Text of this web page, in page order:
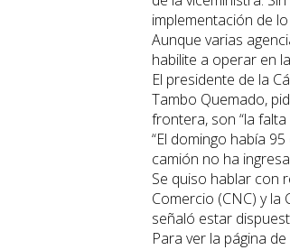
implementación de
Aunque varias
habilite a operar en
El presidente de la
Tambo Quemado,
frontera, son “la
“El domingo había
camión no ha
Se quiso hablar con
Comercio (CNC) y la
señaló estar
Para ver la página